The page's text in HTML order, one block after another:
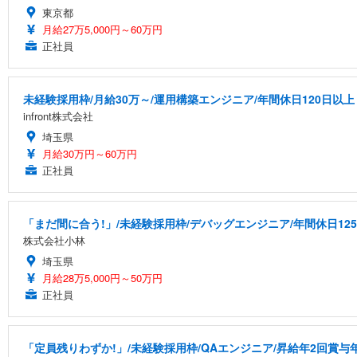
東京都
月給27万5,000円～60万円
正社員
未経験採用枠/月給30万～/運用構築エンジニア/年間休日120日以上
infront株式会社
埼玉県
月給30万円～60万円
正社員
「まだ間に合う!」/未経験採用枠/デバッグエンジニア/年間休日
株式会社小林
埼玉県
月給28万5,000円～50万円
正社員
「定員残りわずか!」/未経験採用枠/QAエンジニア/昇給年2回賞与